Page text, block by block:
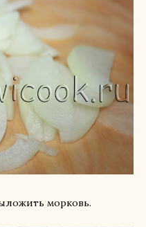
морковь.